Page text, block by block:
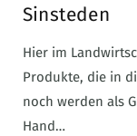
Sinsteden
Hier im
Produkte, die in
noch werden als
Hand…